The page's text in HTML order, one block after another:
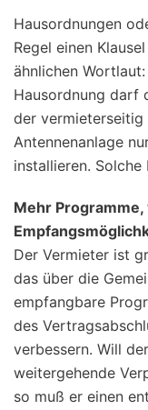
Hausordnungen
Regel einen
ähnlichen Wortlaut:
Hausordnung darf
der vermieterseitig
Antennenanlage
installieren. Solche
Mehr
Der Vermieter ist
das über die
empfangbare
des
verbessern. Will
weitergehende
so muß er einen